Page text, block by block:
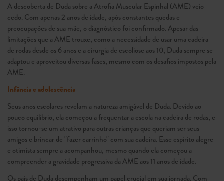
A descoberta de Duda sobre a Atrofia Muscular Espinhal (AME) veio
cedo. Com apenas 2 anos de idade, após constantes quedas e
preocupações de sua mãe, o diagnóstico foi confirmado. Apesar das
limitações que a AME trouxe, como a necessidade de usar uma cadeira
de rodas desde os 6 anos e a cirurgia de escoliose aos 10, Duda sempre se
adaptou e aproveitou diversas fases, mesmo com os desafios impostos pela
AME.
Infância e adolescência
Seus anos escolares revelam a natureza amigável de Duda. Devido ao
pouco equilíbrio, ela começou a frequentar a escola na cadeira de rodas, e
isso tornou-se um atrativo para outras crianças que queriam ser seus
amigos e brincar de "fazer carrinho" com sua cadeira. Esse espírito alegre
e otimista sempre a acompanhou, mesmo quando ela começou a
compreender a gravidade progressiva da AME aos 11 anos de idade.
Os pais de Duda desempenham um papel crucial em sua jornada. Com